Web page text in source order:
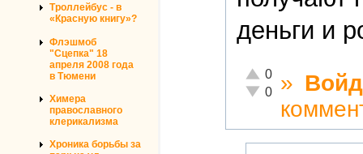
Троллейбус - в
«Красную книгу»?
Флэшмоб
"Сцепка" 18
апреля 2008 года
в Тюмени
Химера
православного
клерикализма
Хроника борьбы за
деньги и
Отлично!
0
Неадекватно!
0 »